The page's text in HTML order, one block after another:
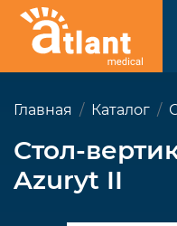
Главная Каталог
Стол-
Azuryt II